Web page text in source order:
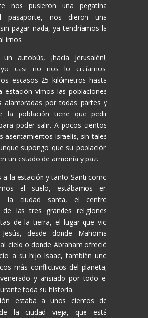
nos pusieron una pegatina
pasaporte, nos dieron una
pagar nada, ya tendríamos la
irnos.
un autobús, ¡hacia Jerusalén!,
casi no nos lo creíamos.
escasos 25 kilómetros hasta
estación vimos las poblaciones
alambradas por todas partes y
la población tiene que pedir
poder salir. A pocos cientos
asentamientos israelís, sin tales
supongo que su población
un estado de armonía y paz.
a la estación y tanto Santi como
el suelo, estábamos en
la ciudad santa, el centro
de las tres grandes religiones
de la tierra, el lugar que vio
desde donde Mahoma
cielo o donde Abraham ofreció
a su hijo Isaac, también uno
más conflictivos del planeta,
y ansiado por todo el
toda su historia.
estaba a unos cientos de
la ciudad vieja, que está